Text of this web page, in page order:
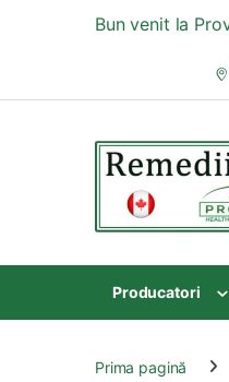
Bun venit la
Producatori
Prima pagină